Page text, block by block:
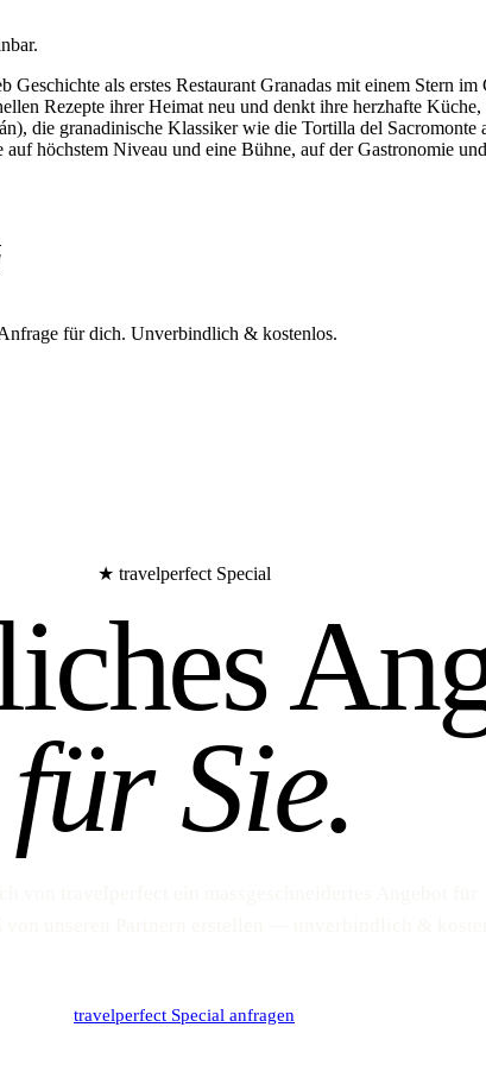
als erstes Restaurant Granadas mit einem Stern
Rezepte ihrer Heimat neu und denkt ihre herzhafte
die granadinische Klassiker wie die Tortilla del
höchstem Niveau und eine Bühne, auf der Gastronomie
für dich. Unverbindlich & kostenlos.
★ travelperfect Special
für Sie.
travelperfect Special anfragen